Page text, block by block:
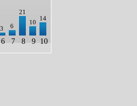
3 6
21
10
14
6 7 8 9 10